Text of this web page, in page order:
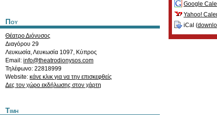
Που
Θέατρο Διόνυσος
Διαγόρου 29
Λευκωσία,Λευκωσία 1097, Κύπρος
Email: info@theatrodionysos.com
Τηλέφωνο: 22818999
Website: κάνε κλικ για να την επισκεφθείς
Δες τον χώρο εκδήλωσης στον χάρτη
Τιμη
Google
Yahoo!
iCal (